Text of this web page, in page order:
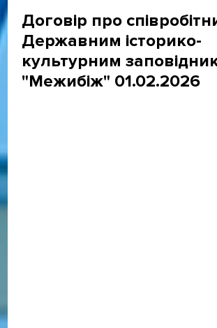
Договір про
Державним історико-
культурним
"Межибіж" 01.02.2026